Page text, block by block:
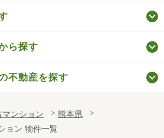
ら探す
不動産を探す
マンション
熊本県
ョン 物件一覧